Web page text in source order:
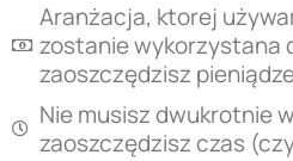
Aranżacja, ktorej
zostanie wykorzystana
zaoszczędzisz
Nie musisz dwukrotnie
zaoszczędzisz czas